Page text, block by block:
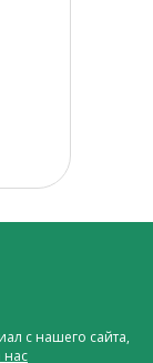
с нашего сайта,
нас